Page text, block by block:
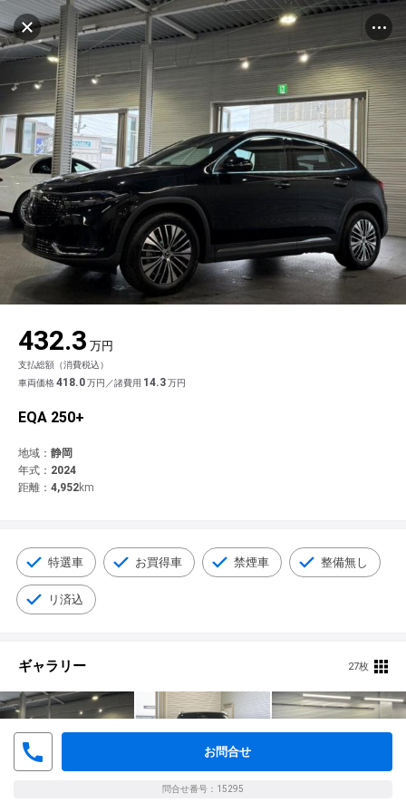
1035台
中古車検索
販売店検索
エリア別最新ニュース
品質と保証
ローン・リース
カタログ情報
アカウント
ログイン
マイアカウント
マイリスト
保存した検索条件
アカウントの確認・編集
ログアウト
アフターサービス
アフターサービス
車検／定期点検
コーティング
ボディ修理
エンジンオイル
企業情報
企業概要
業績決算情報
ヤナセの歴史
採用情報
リンク
ヤナセ認定中古車
フォルクスワーゲン認定中古車
AUDI認定中古車
プライバシーポリシー ソーシャルメディアポリシー
会社概要
金融商品の勧誘方針
退会について
432.3 万円
支払総額（消費税込）
車両価格418.0万円／諸費用 14.3万円
EQA 250+
地域： 静岡
年式： 2024
距離： 4,952km
特選車 お買得車 禁煙車 整備無し
リ済込
ギャラリー 27枚
お問合せ
問合せ番号：15295
マイリストに追加
電話で問い合わせ
品質評価書を見る
キャンセル
浜松ヤナセ株式会社 メルセデス・ベンツ浜松
和田
サーティファイドカーセンター
販売店情報
地図を見る
在庫一覧